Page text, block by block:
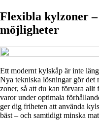
Flexibla kylzoner
möjligheter
Ett modernt kylskåp är inte
Nya tekniska lösningar gör det
zoner, så att du kan förvara
varor under optimala
ger dig friheten att använda
bäst – och samtidigt minska